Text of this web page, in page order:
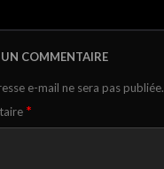
UN COMMENTAIRE
e-mail ne sera pas publiée.
*